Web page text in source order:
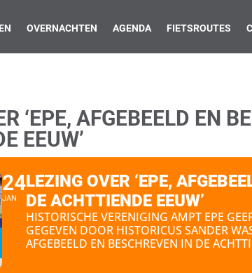
OVERNACHTEN AGENDA FIETSROUTES
‘EPE, AFGEBEELD EN
EEUW’
24
JAN
LEZING OVER ‘EPE,
DE ACHTTIENDE EEUW’
HISTORISCHE VERENIGING AMPT EPE
GEGEVEN DOOR HISTORICUS SANDER
AFGEBEELD EN BESCHREVEN IN DE